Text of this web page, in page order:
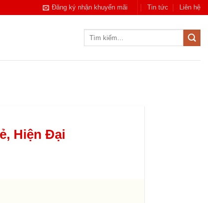
Đăng ký nhận khuyến mãi Tin tức Liên hệ
Hiện Đại